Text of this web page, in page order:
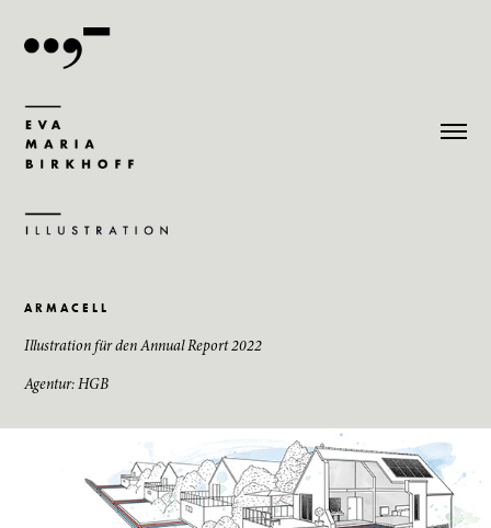
A R M A C E L L
Illustration für den Annual Report 2022
Agentur: HGB